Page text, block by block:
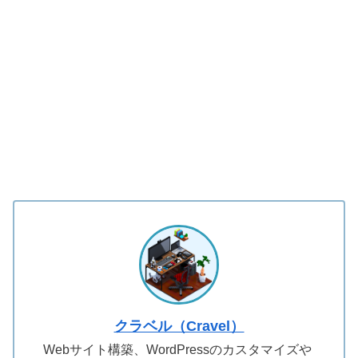
クラベル（Cravel）
Webサイト構築、WordPressのカスタマイズや